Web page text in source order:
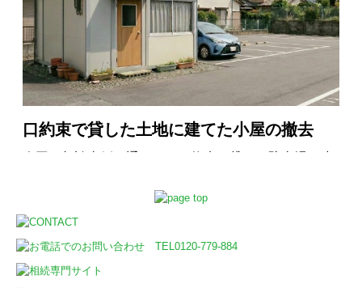
顧問先の企業様の声
株式会社ガレージカメイ
株式会社エフエージェンシー
RAPORT
相談会・セミナー開催